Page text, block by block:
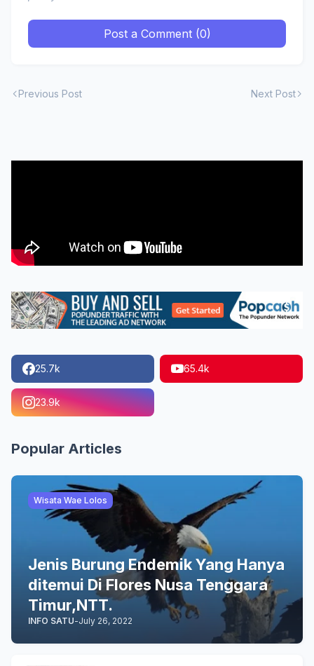
Post a Comment (0)
Previous Post Next Post
25.7k 65.4k
23.9k
Popular Articles
Wisata Wae Lolos
Jenis Burung Endemik Yang Hanya
ditemui Di Flores Nusa Tenggara
Timur,NTT.
INFO SATU-July 26, 2022